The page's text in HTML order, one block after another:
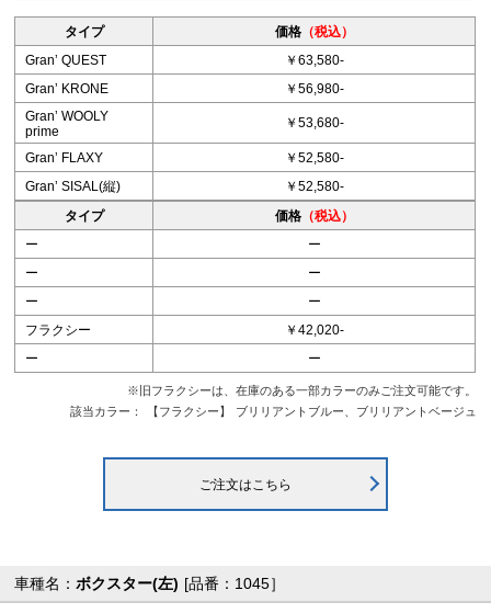
タイプ 価格（税込）
Granʼ QUEST
￥63,580-
Granʼ KRONE
￥56,980-
Granʼ WOOLY
prime
￥53,680-
Granʼ FLAXY
￥52,580-
Granʼ SISAL(縦)
￥52,580-
タイプ
価格（税込）
ー
ー
ー
ー
ー
ー
フラクシー
￥42,020-
ー
ー
※旧フラクシーは、在庫のある一部カラーのみご注文可能です。
該当カラー：
【フラクシー】 ブリリアントブルー、ブリリアントベージュ
ご注文はこちら
車種名：ボクスター(左) [品番：1045］